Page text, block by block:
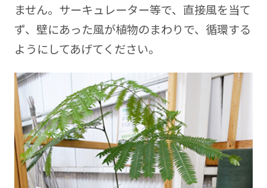
ません。サーキュレーター等で、直接風を当て
ず、壁にあった風が植物のまわりで、循環する
ようにしてあげてください。